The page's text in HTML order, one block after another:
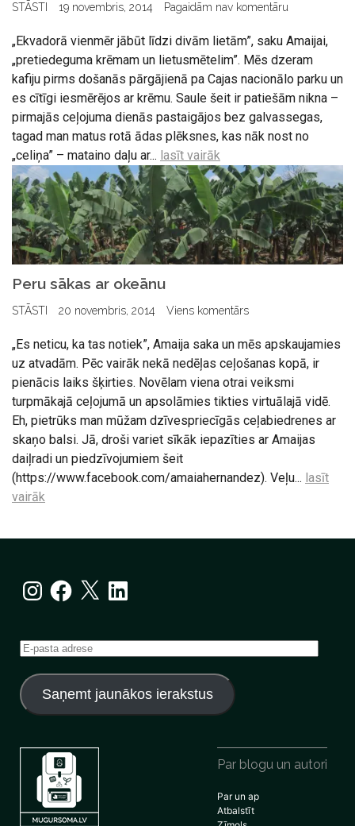
STĀSTI 19 novembris, 2014 Pagaidām nav komentāru
„Ekvadorā vienmēr jābūt līdzi divām lietām”, saku Amaijai,
„pretiedeguma krēmam un lietusmētelim”. Mēs dzeram
kafiju pirms došanās pārgājienā pa Cajas nacionālo parku un
es cītīgi iesmērējos ar krēmu. Saule šeit ir patiešām nikna –
pirmajās ceļojuma dienās pastaigājos bez galvassegas,
tagad man matus rotā ādas plēksnes, kas nāk nost no
„celiņa” – mataino daļu ar... lasīt vairāk
Peru sākas ar okeānu
STĀSTI 20 novembris, 2014 Viens komentārs
„Es neticu, ka tas notiek”, Amaija saka un mēs apskaujamies
uz atvadām. Pēc vairāk nekā nedēļas ceļošanas kopā, ir
pienācis laiks šķirties. Novēlam viena otrai veiksmi
turpmākajā ceļojumā un apsolāmies tikties virtuālajā vidē.
Eh, pietrūks man mūžam dzīvespriecīgās ceļabiedrenes ar
skaņo balsi. Jā, droši variet sīkāk iepazīties ar Amaijas
daiļradi un piedzīvojumiem šeit
(https://www.facebook.com/amaiahernandez). Veļu... lasīt
vairāk
InstagramFacebook
X LinkedIn
E-
adrese
Saņemt jaunākos ierakstus
Par blogu un autori
Par un ap
Atbalstīt